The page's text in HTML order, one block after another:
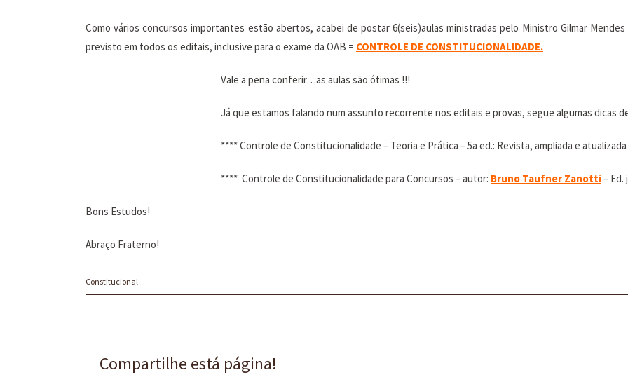
Como vários concursos importantes estão abertos, acabei de postar 6(seis)aulas ministradas pelo Ministro Gilmar
previsto em todos os editais, inclusive para o exame da OAB = CONTROLE DE CONSTITUCIONALIDADE.
Vale a pena conferir…as aulas são ótimas !!!
Já que estamos falando num assunto recorrente nos editais e provas, segue algumas dicas
****Controle de Constitucionalidade – Teoria e Prática – 5a ed.: Revista, ampliada e
**** Controle de Constitucionalidade para Concursos – autor: Bruno Taufner Zanotti– Ed.
Bons Estudos!
Abraço Fraterno!
Constitucional
Compartilhe está página!